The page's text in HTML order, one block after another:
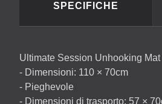
SPECIFICHE
Ultimate Session Unhooking Mat
- Dimensioni: 110 × 70cm
- Pieghevole
- Dimensioni di trasporto: 57 ×